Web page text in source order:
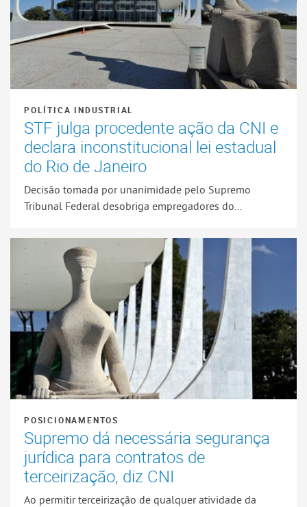
POLÍTICA INDUSTRIAL
STF julga procedente ação da CNI e
declara inconstitucional lei estadual
do Rio de Janeiro
Decisão tomada por unanimidade pelo Supremo
Tribunal Federal desobriga empregadores do...
POSICIONAMENTOS
Supremo dá necessária segurança
jurídica para contratos de
terceirização, diz CNI
Ao permitir terceirização de qualquer atividade da